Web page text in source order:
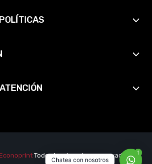
Todos los derechos reservados.
Chatea con nosotros
1